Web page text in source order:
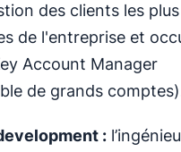
des clients les plus
de l'entreprise et
Account Manager
de grands
: